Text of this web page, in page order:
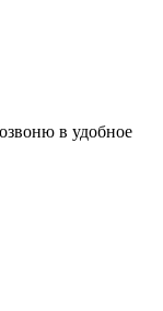
в удобное